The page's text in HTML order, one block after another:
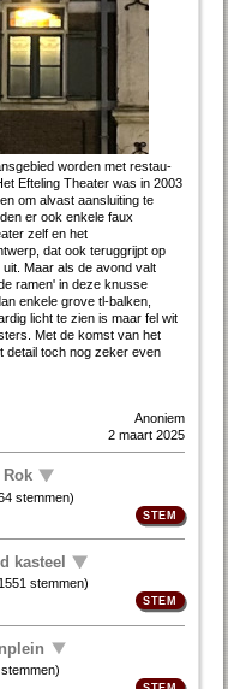
worden met restau­
Efteling Theater was in 2003
om alvast aan­sluiting te
er ook enkele faux
zelf en het
dat ook teruggrijpt op
Maar als de avond valt
ramen' in deze knusse
enkele grove tl-balken,
licht te zien is maar fel wit
Met de komst van het
detail toch nog zeker even
Anoniem
2 maart 2025
stemmen)
kasteel
1551 stemmen)
)